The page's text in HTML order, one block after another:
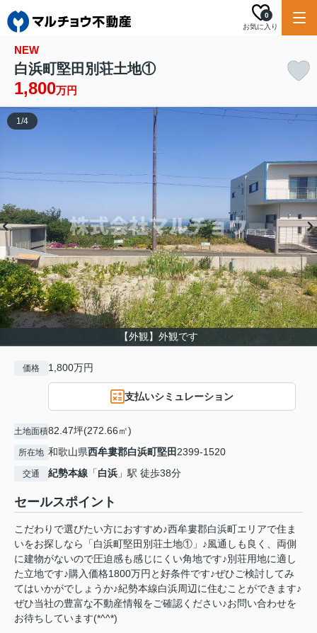
お気に入り
0
NEW
白浜町堅田別荘土地①
1,800万円
【外観】外観です
1/4
価格 1,800万円
支払いシミュレーション
土地面積82.47坪(272.66㎡)
所在地 和歌山県西牟婁郡白浜町堅田2399-1520
交通 紀勢本線 「白浜 」駅 徒歩38分
セールスポイント
こだわりで選びたい方におすすめ♪西牟婁郡白浜町エリアで住ま
いをお探しなら「白浜町堅田別荘土地①」♪風通しも良く、両側
に建物がないので圧迫感も感じにくい角地です♪別荘用地に適し
た立地です♪購入価格1800万円と好条件です♪ぜひご検討してみ
てはいかがでしょうか♪紀勢本線白浜周辺に住むことができます♪
ぜひ当社の豊富な不動産情報をご確認ください♪お問い合わせを
お待ちしています(*^^*)